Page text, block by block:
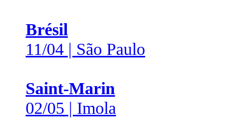
Brésil
11/04 | São Paulo
Saint-Marin
02/05 | Imola